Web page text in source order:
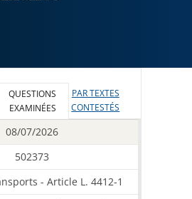
QUESTIONS
EXAMINÉES
PAR TEXTES
CONTESTÉS
08/07/2026
502373
- Article L. 4412-1